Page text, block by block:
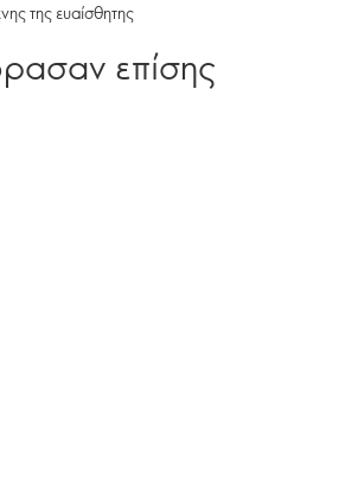
της ευαίσθητης
επίσης